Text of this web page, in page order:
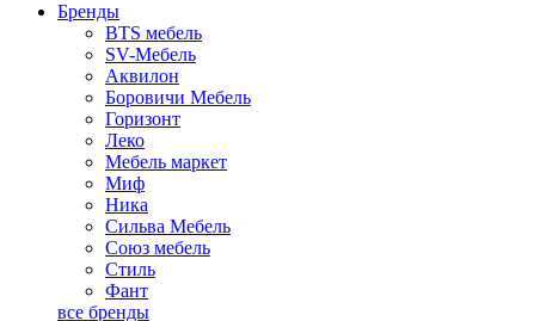
Бренды
BTS мебель
SV-Мебель
Аквилон
Боровичи Мебель
Горизонт
Леко
Мебель маркет
Миф
Ника
Сильва Мебель
Союз мебель
Стиль
Фант
все бренды